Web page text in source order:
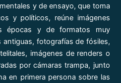
y de ensayo, que toma
y políticos, reúne imágenes
épocas y de formatos muy
fotografías de fósiles,
imágenes de renders o
por cámaras trampa, junto
en primera persona sobre las